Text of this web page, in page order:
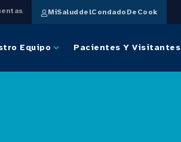
MiSaluddelCondadoDeCook
Equipo Pacientes Y Visitantes